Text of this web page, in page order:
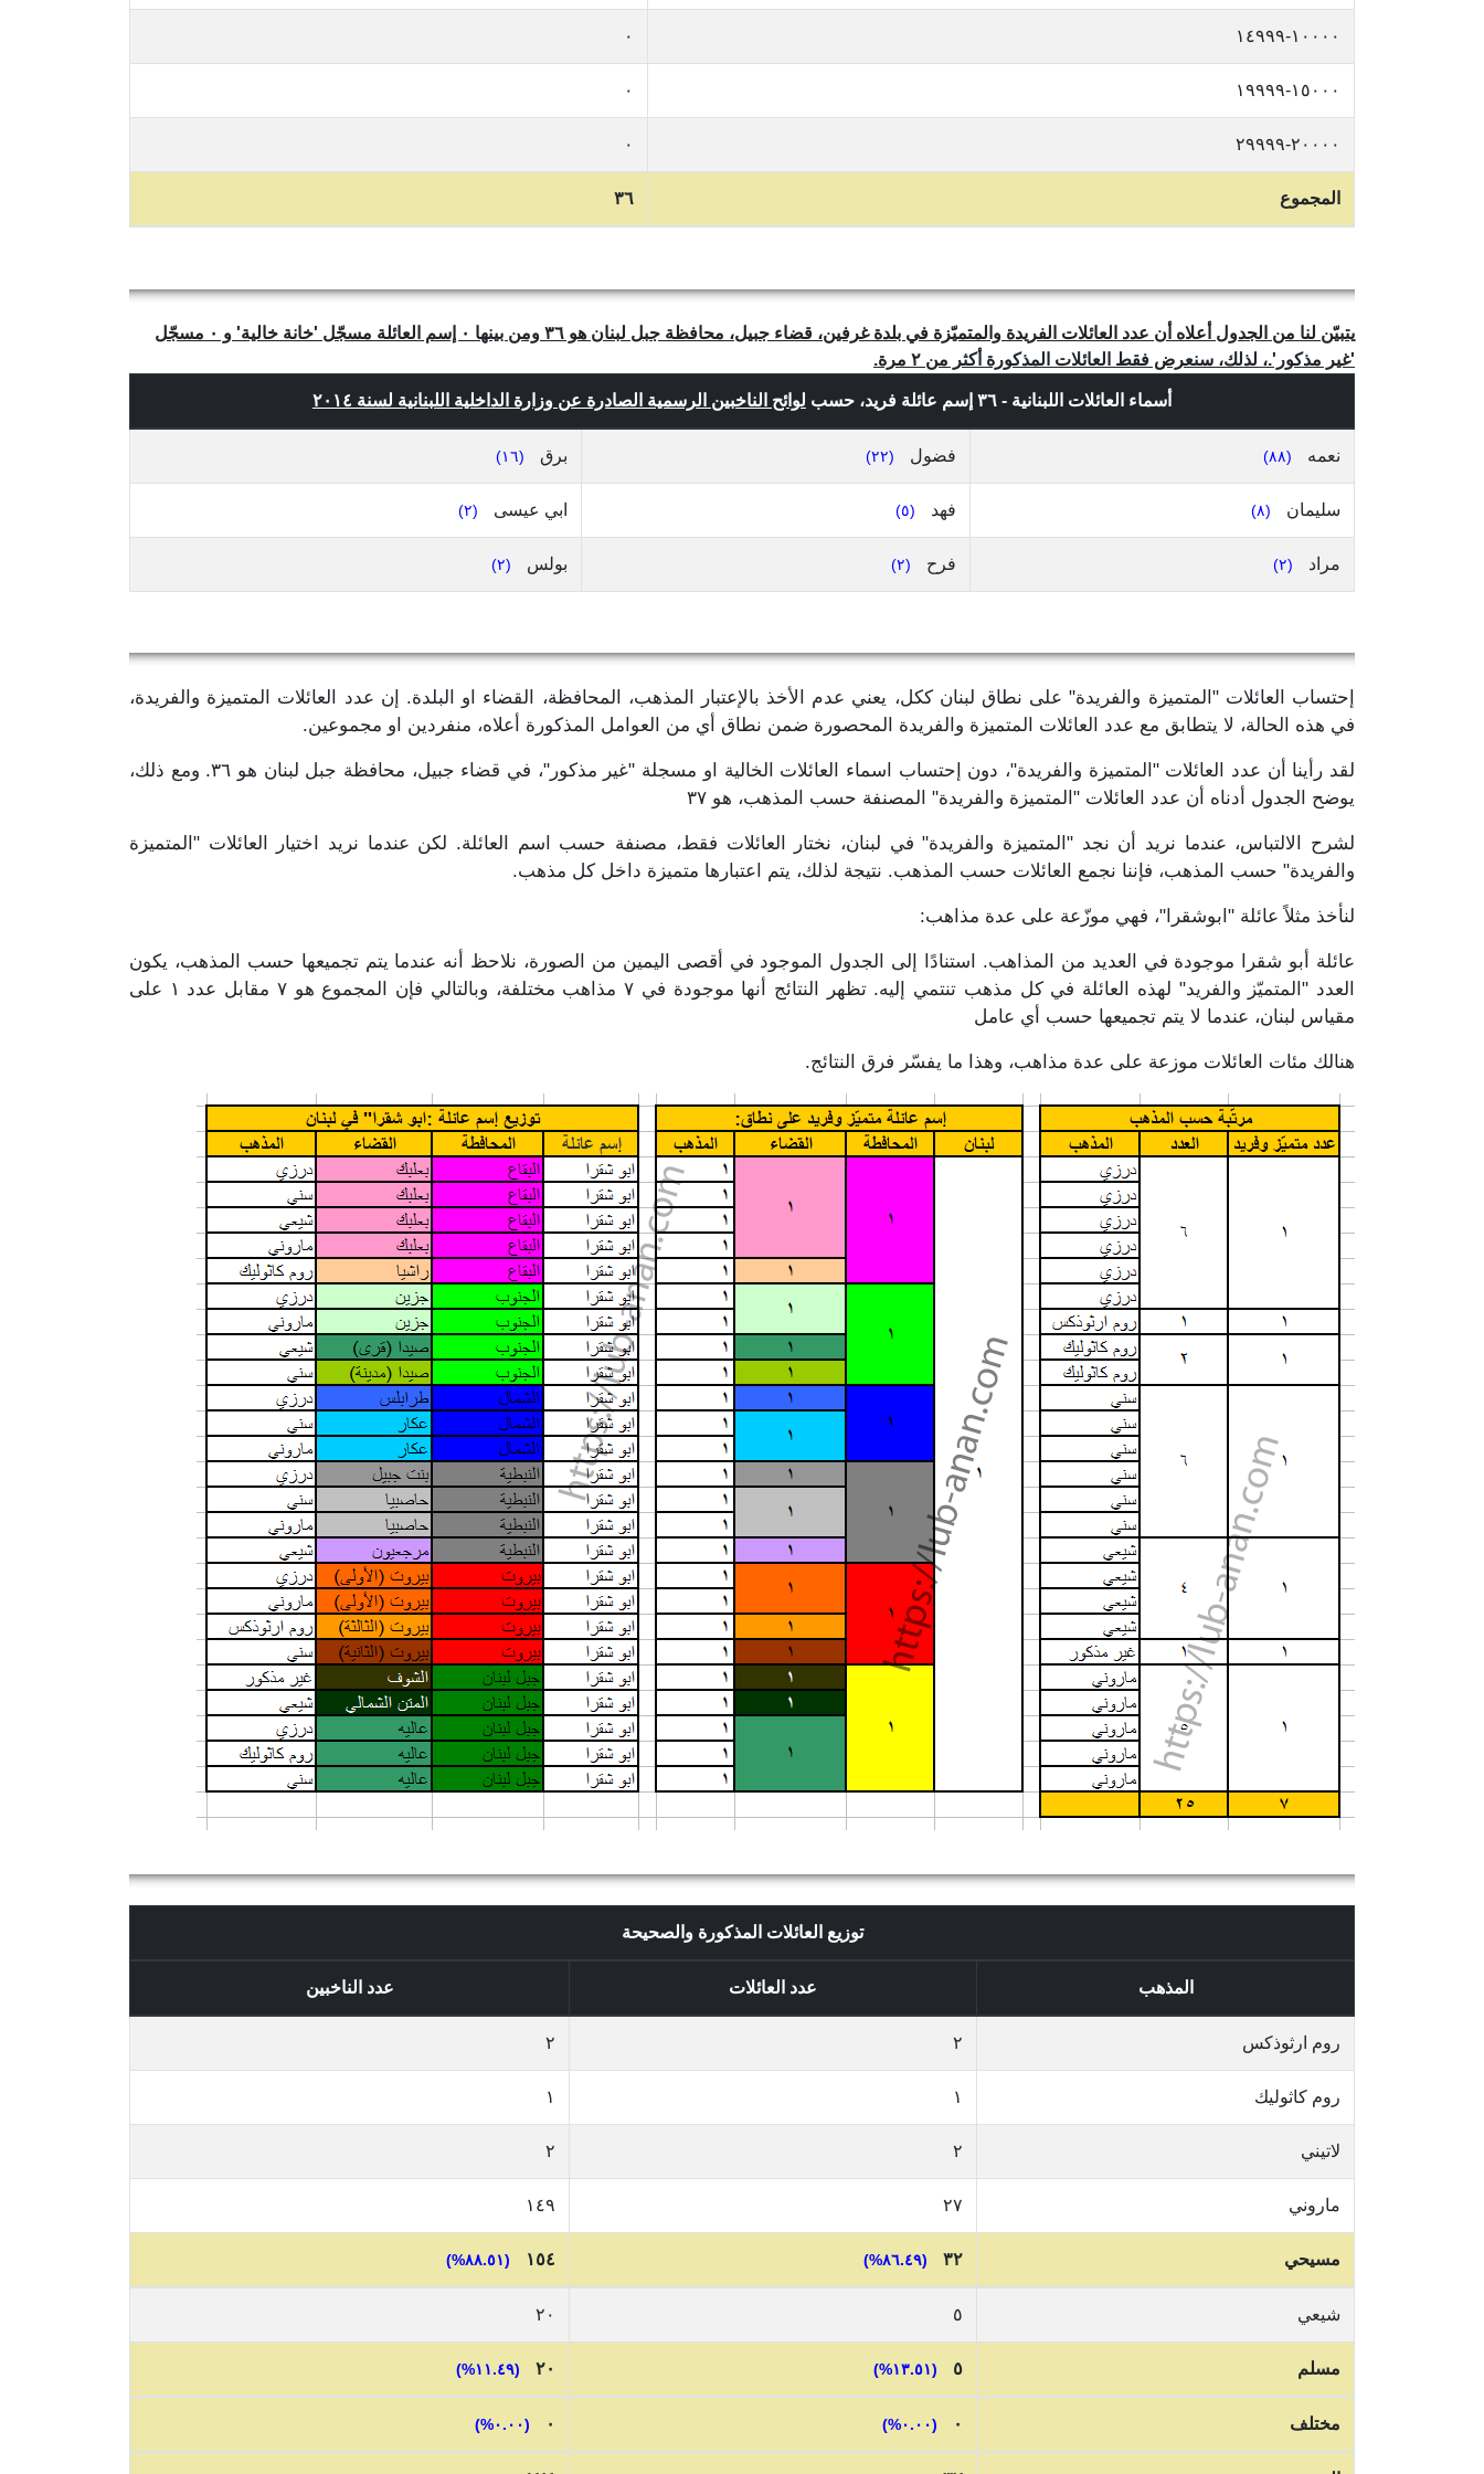
١٠٠٠٠-١٤٩٩٩ ٠
١٥٠٠٠-١٩٩٩٩ ٠
٢٠٠٠٠-٢٩٩٩٩ ٠
المجموع ٣٦
يتبيّن لنا من الجدول أعلاه أن عدد العائلات الفريدة والمتميّزة في بلدة غرفين، قضاء جبيل، محافظة جبل لبنان هو ٣٦ ومن بينها ٠ إسم العائلة مسجّل 'خانة خالية' و ٠ مسجّل
'غير مذكور'.، لذلك، سنعرض فقط العائلات المذكورة أكثر من ٢ مرة.
أسماء العائلات اللبنانية - ٣٦ إسم عائلة فريد، حسب لوائح الناخبين الرسمية الصادرة عن وزارة الداخلية اللبنانية لسنة ٢٠١٤
نعمه (٨٨) فضول (٢٢) برق (١٦)
سليمان (٨) فهد (٥) ابي عيسى (٢)
مراد (٢) فرح (٢) بولس (٢)
إحتساب العائلات "المتميزة والفريدة" على نطاق لبنان ككل، يعني عدم الأخذ بالإعتبار المذهب، المحافظة، القضاء او البلدة. إن عدد العائلات المتميزة والفريدة،
في هذه الحالة، لا يتطابق مع عدد العائلات المتميزة والفريدة المحصورة ضمن نطاق أي من العوامل المذكورة أعلاه، منفردين او مجموعين.
لقد رأينا أن عدد العائلات "المتميزة والفريدة"، دون إحتساب اسماء العائلات الخالية او مسجلة "غير مذكور"، في قضاء جبيل، محافظة جبل لبنان هو ٣٦. ومع ذلك،
يوضح الجدول أدناه أن عدد العائلات "المتميزة والفريدة" المصنفة حسب المذهب، هو ٣٧
لشرح الالتباس، عندما نريد أن نجد "المتميزة والفريدة" في لبنان، نختار العائلات فقط، مصنفة حسب اسم العائلة. لكن عندما نريد اختيار العائلات "المتميزة
والفريدة" حسب المذهب، فإننا نجمع العائلات حسب المذهب. نتيجة لذلك، يتم اعتبارها متميزة داخل كل مذهب.
لنأخذ مثلاً عائلة "ابوشقرا"، فهي موزّعة على عدة مذاهب:
عائلة أبو شقرا موجودة في العديد من المذاهب. استنادًا إلى الجدول الموجود في أقصى اليمين من الصورة، نلاحظ أنه عندما يتم تجميعها حسب المذهب، يكون
العدد "المتميّز والفريد" لهذه العائلة في كل مذهب تنتمي إليه. تظهر النتائج أنها موجودة في ٧ مذاهب مختلفة، وبالتالي فإن المجموع هو ٧ مقابل عدد ١ على
مقياس لبنان، عندما لا يتم تجميعها حسب أي عامل
هنالك مئات العائلات موزعة على عدة مذاهب، وهذا ما يفسّر فرق النتائج.
توزيع العائلات المذكورة والصحيحة
المذهب عدد العائلات عدد الناخبين
روم ارثوذكس ٢ ٢
روم كاثوليك ١ ١
لاتيني ٢ ٢
ماروني ٢٧ ١٤٩
مسيحي ٣٢ (٨٦.٤٩%) ١٥٤ (٨٨.٥١%)
شيعي ٥ ٢٠
مسلم ٥ (١٣.٥١%) ٢٠ (١١.٤٩%)
مختلف ٠ (٠.٠٠%) ٠ (٠.٠٠%)